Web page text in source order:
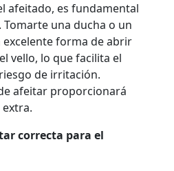
afeitado, es fundamental
una ducha o un
excelente forma de abrir
vello, lo que facilita el
de irritación.
afeitar proporcionará
correcta para el